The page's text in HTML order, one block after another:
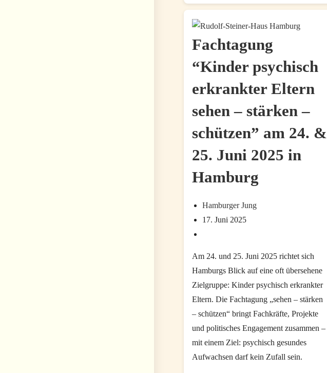
Familien
–
Die
Hansestadt
feiert
Familien
Fachtagung
“Kinder psychisch
erkrankter Eltern
sehen – stärken –
schützen” am 24. &
25. Juni 2025 in
Hamburg
Beitrags-
Autor:
Hamburger Jung
Beitrag
am:
17. Juni 2025
Am 24. und 25. Juni 2025 richtet sich
Hamburgs Blick auf eine oft übersehene
Zielgruppe: Kinder psychisch erkrankter
Eltern. Die Fachtagung „sehen – stärken
– schützen“ bringt Fachkräfte, Projekte
und politisches Engagement zusammen –
mit einem Ziel: psychisch gesundes
Aufwachsen darf kein Zufall sein.